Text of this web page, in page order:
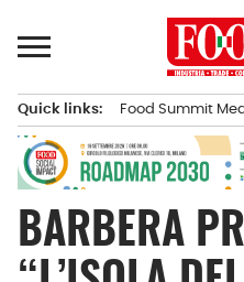
al
principale
Quick links: Food Summit
BARBERA